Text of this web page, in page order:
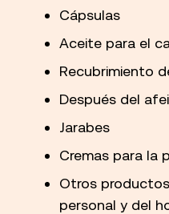
Cápsulas
Aceite para el
Recubrimiento
Después del
Jarabes
Cremas para la
Otros
personal y del